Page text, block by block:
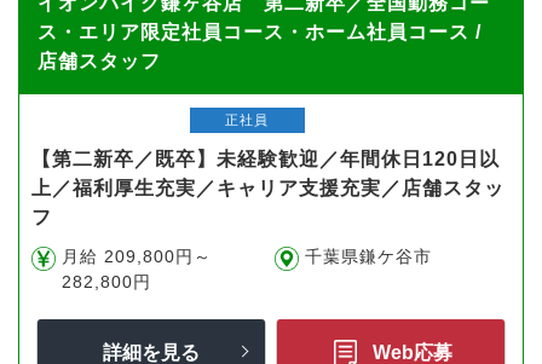
ス・エリア限定社員コース・ホーム社員コース /
店舗スタッフ
正社員
【第二新卒／既卒】未経験歓迎／年間休日120日以
上／福利厚生充実／キャリア支援充実／店舗スタッ
フ
月給 209,800円～
282,800円
千葉県鎌ケ谷市
詳細を見る Web応募